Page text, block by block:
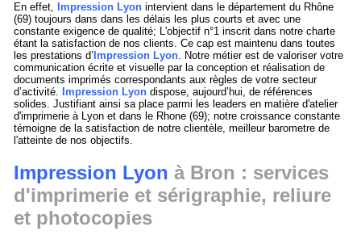
En effet, Impression Lyon intervient dans le département du Rhône
(69) toujours dans dans les délais les plus courts et avec une
constante exigence de qualité; L'objectif n°1 inscrit dans notre charte
étant la satisfaction de nos clients. Ce cap est maintenu dans toutes
les prestations d’ Impression Lyon. Notre métier est de valoriser votre
communication écrite et visuelle par la conception et réalisation de
documents imprimés correspondants aux règles de votre secteur
d’activité. Impression Lyon dispose, aujourd’hui, de références
solides. Justifiant ainsi sa place parmi les leaders en matière d'atelier
d'imprimerie à Lyon et dans le Rhone (69); notre croissance constante
témoigne de la satisfaction de notre clientèle, meilleur barometre de
l'atteinte de nos objectifs.
Impression Lyon à Bron : services
d'imprimerie et sérigraphie, reliure
et photocopies